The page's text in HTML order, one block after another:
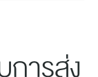
การส่ง